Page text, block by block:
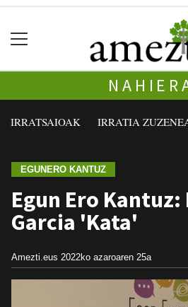
IRRATSAIOAK IRRATIA
EGUNERO KANTUZ
Egun Ero Kantuz:
Garcia 'Kata'
Amezti.eus 2022ko azaroaren 25a